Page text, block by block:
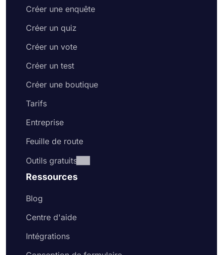
Créer une enquête
Créer un quiz
Créer un vote
Créer un test
Créer une boutique
Tarifs
Entreprise
Feuille de route
Outils gratuits
Ressources
Blog
Centre d'aide
Intégrations